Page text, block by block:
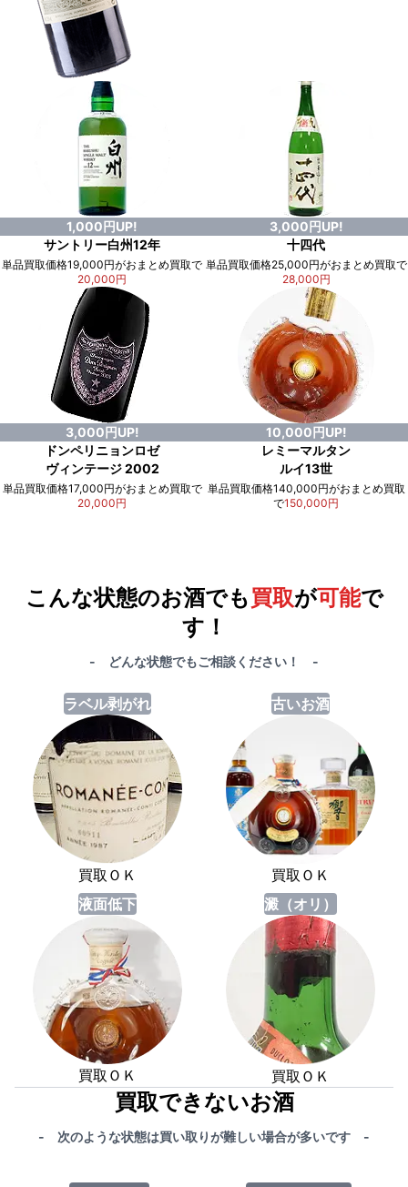
1,000円UP!
サントリー白州12年
単品買取価格19,000円がおまとめ買取で
20,000円
3,000円UP!
十四代
単品買取価格25,000円がおまとめ買取で
28,000円
3,000円UP!
ドンペリニョンロゼ
ヴィンテージ 2002
単品買取価格17,000円がおまとめ買取で
20,000円
10,000円UP!
レミーマルタン
ルイ13世
単品買取価格140,000円がおまとめ買取
で150,000円
こんな状態のお酒でも買取が可能で
す！
- どんな状態でもご相談ください！ -
ラベル剥がれ
買取ＯＫ
古いお酒
買取ＯＫ
液面低下
買取ＯＫ
澱（オリ）
買取ＯＫ
買取できないお酒
- 次のような状態は買い取りが難しい場合が多いです -